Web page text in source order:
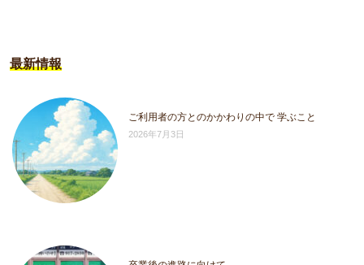
最新情報
ご利用者の方とのかかわりの中で 学ぶこと
2026年7月3日